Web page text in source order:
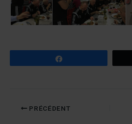
PRÉCÉDENT